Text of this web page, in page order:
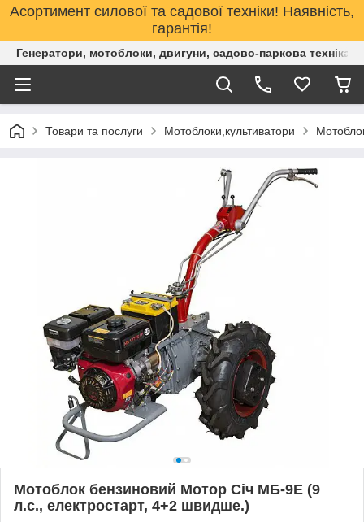
Асортимент силової та садової техніки! Наявність,
гарантія!
Генератори, мотоблоки, двигуни, садово-паркова техніка.
Товари та послуги Мотоблоки,культиватори
Мотоблок бензиновий Мотор Січ МБ-9Е (9
л.с., електростарт, 4+2 швидше.)